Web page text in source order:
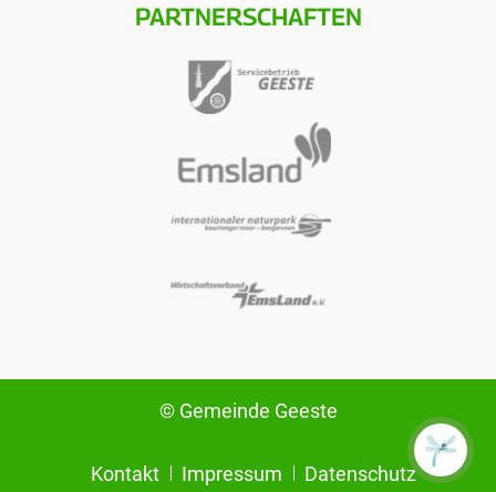
PARTNERSCHAFTEN
© Gemeinde Geeste
Kontakt Impressum Datenschutz